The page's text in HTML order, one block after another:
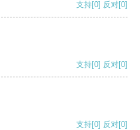
支持[0] 反对[0]
支持[0] 反对[0]
支持[0] 反对[0]